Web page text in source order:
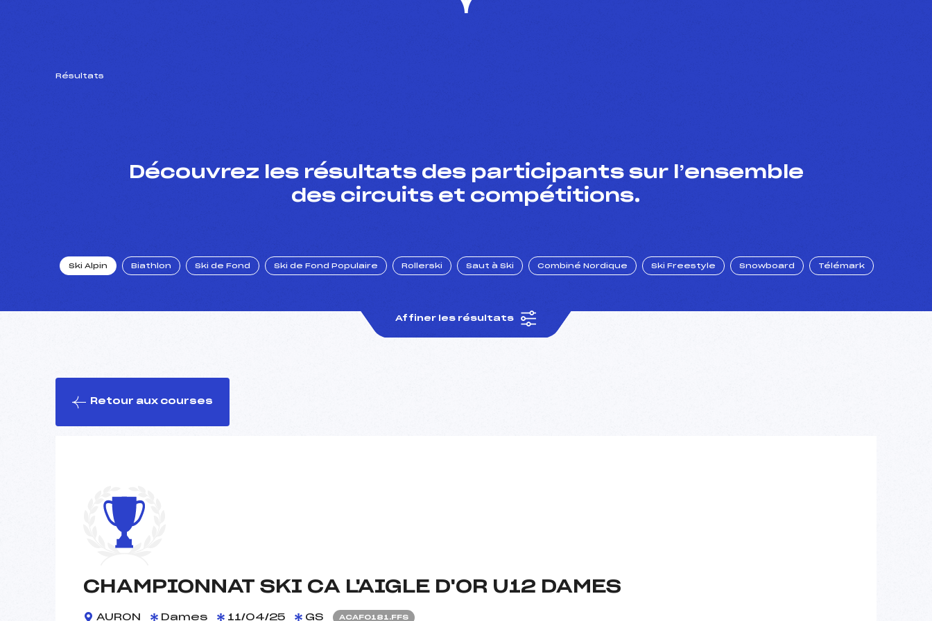
Résultats
Découvrez les résultats des participants sur l’ensemble
des circuits et compétitions.
Ski Alpin Biathlon Ski de Fond Ski de Fond Populaire Rollerski Saut à Ski Combiné Nordique Ski Freestyle Snowboard Télémark
Affiner les résultats
Retour aux courses
CHAMPIONNAT SKI CA L'AIGLE D'OR U12 DAMES
AURON Dames 11/04/25 GS ACAF0181.FFS